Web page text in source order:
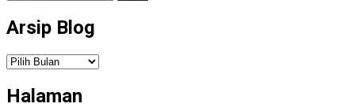
Arsip Blog
Arsip
Halaman